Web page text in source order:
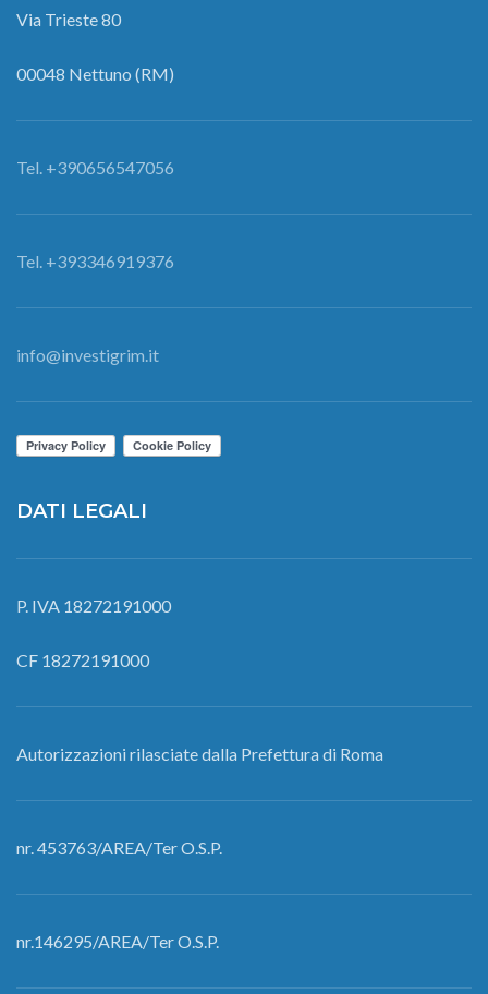
Via Trieste 80
00048 Nettuno (RM)
Tel. +390656547056
Tel. +393346919376
info@investigrim.it
DATI LEGALI
P. IVA 18272191000
CF 18272191000
Autorizzazioni rilasciate dalla Prefettura di Roma
nr. 453763/AREA/Ter O.S.P.
nr.146295/AREA/Ter O.S.P.